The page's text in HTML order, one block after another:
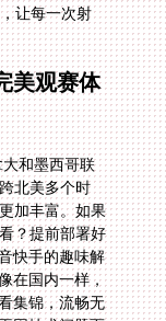
美观赛体
和墨西哥联
北美多个时
加丰富。如果
？提前部署好
快手的趣味解
在国内一样，
集锦，流畅无
因技术问题而